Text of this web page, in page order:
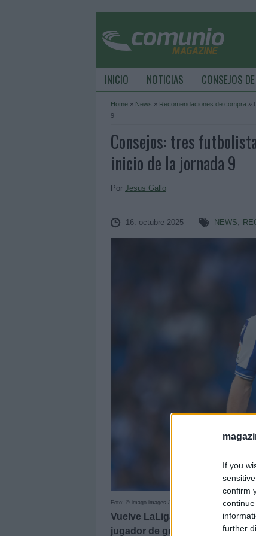
If you
confirm
further
INICIO NOTICIAS CONSEJOS
Home » News » Recomendaciones de compra »
9
Consejos: tres
inicio de la jornada 9
Por Jesus Gallo
16. octubre 2025 NEWS,
Foto: © imago images / Pressinphoto
Vuelve LaLiga tras el parón de
jugador de gran relación